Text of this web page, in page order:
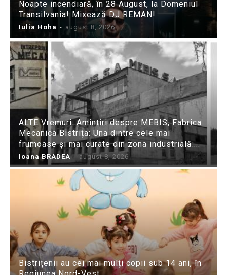
Noapte incendiară, în 28 August, la Domeniul
Transilvania! Mixează DJ REMAN!
Iulia Hoha - august 8, 2026
ALTE Vremuri. Amintiri despre MEBIS, Fabrica
Mecanica Bistrița: Una dintre cele mai
frumoase și mai curate din zona industrială:...
Ioana BRADEA - august 8, 2026
Bistrițenii au cei mai mulți copii sub 14 ani, în